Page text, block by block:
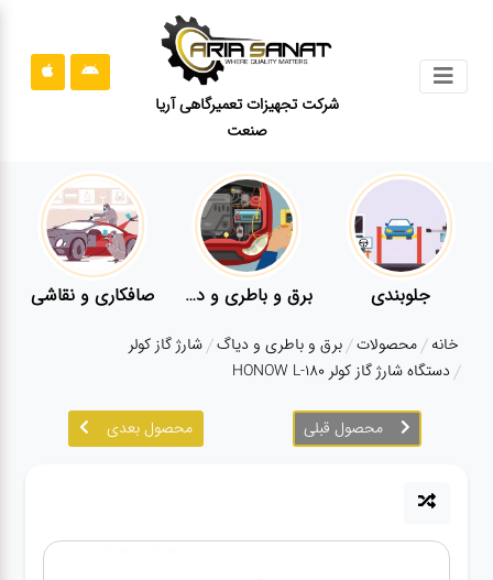
شرکت تجهیزات تعمیرگاهی آریا
صنعت
قوانین
سایت
ارتباط
درباره
ما
آپاراتی
جلوبندی برق و باطری و دیاگ صافکاری و نقاشی
خانه محصولات برق و باطری و دیاگ شارژ گاز کولر
دستگاه شارژ گاز کولر HONOW L-180
محصول قبلی محصول بعدی